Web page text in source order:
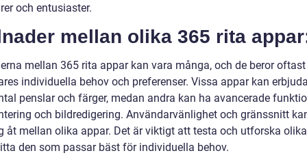
och entusiaster.
mellan olika 365 rita
mellan 365 rita appar kan vara många, och de beror
individuella behov och preferenser. Vissa appar kan
penslar och färger, medan andra kan ha avancerade
och bildredigering. Användarvänlighet och gränssnitt
åt mellan olika appar. Det är viktigt att testa och utforska
den som passar bäst för individuella behov.